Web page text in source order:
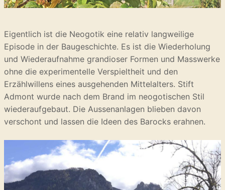
Eigentlich ist die Neogotik eine relativ langweilige
Episode in der Baugeschichte. Es ist die Wiederholung
und Wiederaufnahme grandioser Formen und Masswerke
ohne die experimentelle Verspieltheit und den
Erzählwillens eines ausgehenden Mittelalters. Stift
Admont wurde nach dem Brand im neogotischen Stil
wiederaufgebaut. Die Aussenanlagen blieben davon
verschont und lassen die Ideen des Barocks erahnen.